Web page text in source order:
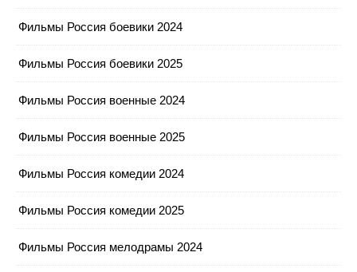
Фильмы Россия боевики 2024
Фильмы Россия боевики 2025
Фильмы Россия военные 2024
Фильмы Россия военные 2025
Фильмы Россия комедии 2024
Фильмы Россия комедии 2025
Фильмы Россия мелодрамы 2024